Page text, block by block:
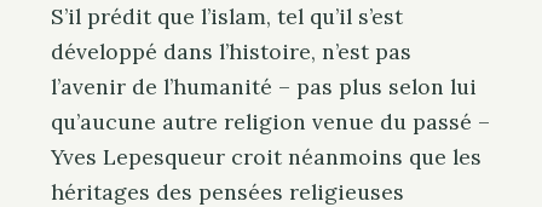
S’il prédit que l’islam, tel qu’il s’est
développé dans l’histoire, n’est pas
l’avenir de l’humanité – pas plus selon lui
qu’aucune autre religion venue du passé –
Yves Lepesqueur croit néanmoins que les
héritages des pensées religieuses